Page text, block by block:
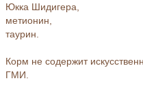
Юкка Шидигера,
метионин,
таурин.
Корм не содержит
ГМИ.